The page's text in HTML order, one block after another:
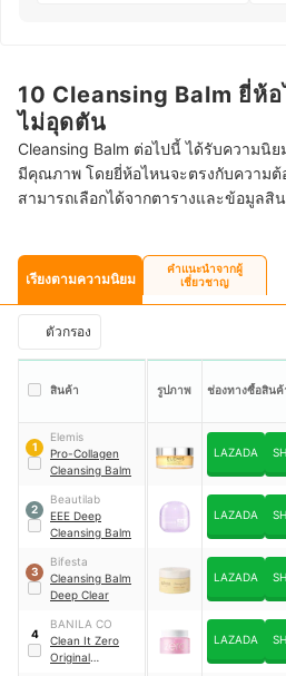
10 Cleansing Balm ยี่ห้
ไม่อุดตัน
Cleansing Balm ต่อไปนี้ ได้รับความนิ
มีคุณภาพ โดยยี่ห้อไหนจะตรงกับความ
สามารถเลือกได้จากตารางและข้อมูลสิ
เรียงตามความนิยม
คำแนะนำจากผู้
เชี่ยวชาญ
ตัวกรอง
สินค้า รูปภาพ ช่องทางซื้อสินค้
1
Elemis
Pro-Collagen
Cleansing Balm
LAZADA
2
Beautilab
EEE Deep
Cleansing Balm
LAZADA
3
Bifesta
Cleansing Balm
Deep Clear
LAZADA
4
BANILA CO
Clean It Zero
Original
LAZADA